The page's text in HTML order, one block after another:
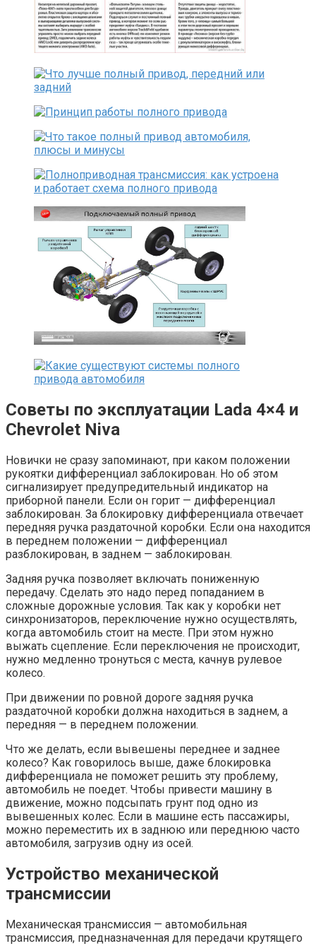
Советы по эксплуатации Lada 4×4 и
Chevrolet Niva
Новички не сразу запоминают, при каком положении
рукоятки дифференциал заблокирован. Но об этом
сигнализирует предупредительный индикатор на
приборной панели. Если он горит — дифференциал
заблокирован. За блокировку дифференциала отвечает
передняя ручка раздаточной коробки. Если она находится
в переднем положении — дифференциал
разблокирован, в заднем — заблокирован.
Задняя ручка позволяет включать пониженную
передачу. Сделать это надо перед попаданием в
сложные дорожные условия. Так как у коробки нет
синхронизаторов, переключение нужно осуществлять,
когда автомобиль стоит на месте. При этом нужно
выжать сцепление. Если переключения не происходит,
нужно медленно тронуться с места, качнув рулевое
колесо.
При движении по ровной дороге задняя ручка
раздаточной коробки должна находиться в заднем, а
передняя — в переднем положении.
Что же делать, если вывешены переднее и заднее
колесо? Как говорилось выше, даже блокировка
дифференциала не поможет решить эту проблему,
автомобиль не поедет. Чтобы привести машину в
движение, можно подсыпать грунт под одно из
вывешенных колес. Если в машине есть пассажиры,
можно переместить их в заднюю или переднюю часто
автомобиля, загрузив одну из осей.
Устройство механической
трансмиссии
Механическая трансмиссия — автомобильная
трансмиссия, предназначенная для передачи крутящего